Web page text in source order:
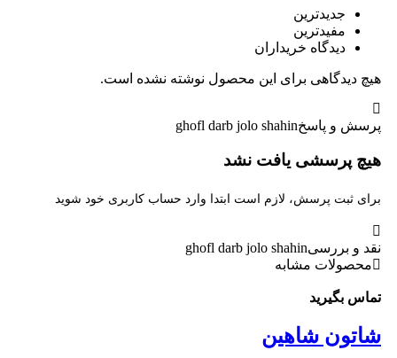
جدیدترین
مفیدترین
دیدگاه خریداران
هیچ دیدگاهی برای این محصول نوشته نشده است.
پرسش و پاسخghofl darb jolo shahin
هیچ پرسشی یافت نشد
برای ثبت پرسش، لازم است ابتدا وارد حساب کاربری خود شوید
نقد و بررسیghofl darb jolo shahin
محصولات مشابه
تماس بگیرید
شاتون شاهین